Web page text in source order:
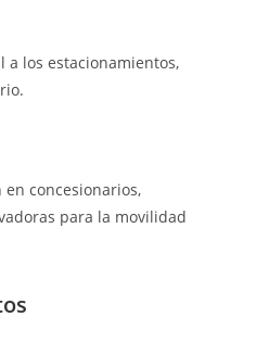
a los estacionamientos,
concesionarios,
para la movilidad